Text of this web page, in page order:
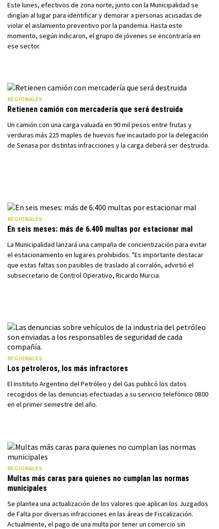
Este lunes, efectivos de zona norte, junto con la Municipalidad se
dirigían al lugar para identificar y demorar a personas acusadas de
violar el aislamiento preventivo por la pandemia. Hasta este
momento, según indicaron, el grupo de jóvenes se encontraría en
ese sector.
REGIONALES
Retienen camión con mercadería que será destruida
Un camión con una carga valuada en 90 mil pesos entre frutas y
verduras más 225 maples de huevos fue incautado por la delegación
de Senasa por distintas infracciones y la carga deberá ser destruida.
REGIONALES
En seis meses: más de 6.400 multas por estacionar mal
La Municipalidad lanzará una campaña de concientización para evitar
el estacionamiento en lugares prohibidos. "Es importante destacar
que estas faltas son pasibles de traslado al corralón, advirtió el
subsecretario de Control Operativo, Ricardo Murcia.
REGIONALES
Los petroleros, los más infractores
El Instituto Argentino del Petróleo y del Gas publicó los datos
recogidos de las denuncias efectuadas a su servicio telefónico 0800
en el primer semestre del año.
REGIONALES
Multas más caras para quienes no cumplan las normas
municipales
Se plantea una actualización de los valores que aplican los Juzgados
de Falta por diversas infracciones en las áreas de Fiscalización.
Actualmente, el pago de una multa por tener un comercio sin